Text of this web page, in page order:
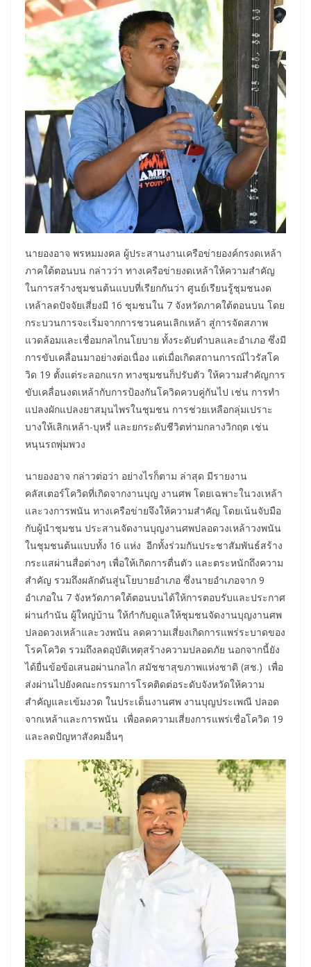
นายองอาจ พรหมมงคล ผู้ประสานงานเครือข่ายองค์กรงดเหล้า
ภาคใต้ตอนบน กล่าวว่า ทางเครือข่ายงดเหล้าให้ความสำคัญ
ในการสร้างชุมชนต้นแบบที่เรียกกันว่า ศูนย์เรียนรู้ชุมชนงด
เหล้าลดปัจจัยเสี่ยงมี 16 ชุมชนใน 7 จังหวัดภาคใต้ตอนบน โดย
กระบวนการจะเริ่มจากการชวนคนเลิกเหล้า สู่การจัดสภาพ
แวดล้อมและเชื่อมกลไกนโยบาย ทั้งระดับตำบลและอำเภอ ซึ่งมี
การขับเคลื่อนมาอย่างต่อเนื่อง แต่เมื่อเกิดสถานการณ์ไวรัสโค
วิด 19 ตั้งแต่ระลอกแรก ทางชุมชนก็ปรับตัว ให้ความสำคัญการ
ขับเคลื่อนงดเหล้ากับการป้องกันโควิดควบคู่กันไป เช่น การทำ
แปลงผักแปลงยาสมุนไพรในชุมชน การช่วยเหลือกลุ่มเปราะ
บางให้เลิกเหล้า-บุหรี่ และยกระดับชีวิตท่ามกลางวิกฤต เช่น
หนุนรถพุ่มพวง
นายองอาจ กล่าวต่อว่า อย่างไรก็ตาม ล่าสุด มีรายงาน
คลัสเตอร์โควิดที่เกิดจากงานบุญ งานศพ โดยเฉพาะในวงเหล้า
และวงการพนัน ทางเครือข่ายจึงให้ความสำคัญ โดยเน้นจับมือ
กับผู้นำชุมชน ประสานจัดงานบุญงานศพปลอดวงเหล้าวงพนัน
ในชุมชนต้นแบบทั้ง 16 แห่ง อีกทั้งร่วมกันประชาสัมพันธ์สร้าง
กระแสผ่านสื่อต่างๆ เพื่อให้เกิดการตื่นตัว และตระหนักถึงความ
สำคัญ รวมถึงผลักดันสู่นโยบายอำเภอ ซึ่งนายอำเภอจาก 9
อำเภอใน 7 จังหวัดภาคใต้ตอนบนได้ให้การตอบรับและประกาศ
ผ่านกำนัน ผู้ใหญ่บ้าน ให้กำกับดูแลให้ชุมชนจัดงานบุญงานศพ
ปลอดวงเหล้าและวงพนัน ลดความเสี่ยงเกิดการแพร่ระบาดของ
โรคโควิด รวมถึงลดอุบัติเหตุสร้างความปลอดภัย นอกจากนี้ยัง
ได้ยื่นข้อข้อเสนอผ่านกลไก สมัชชาสุขภาพแห่งชาติ (สช.) เพื่อ
ส่งผ่านไปยังคณะกรรมการโรคติดต่อระดับจังหวัดให้ความ
สำคัญและเข้มงวด ในประเด็นงานศพ งานบุญประเพณี ปลอด
จากเหล้าและการพนัน เพื่อลดความเสี่ยงการแพร่เชื่อโควิด 19
และลดปัญหาสังคมอื่นๆ